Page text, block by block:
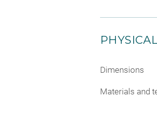
Dimensions
Materials and